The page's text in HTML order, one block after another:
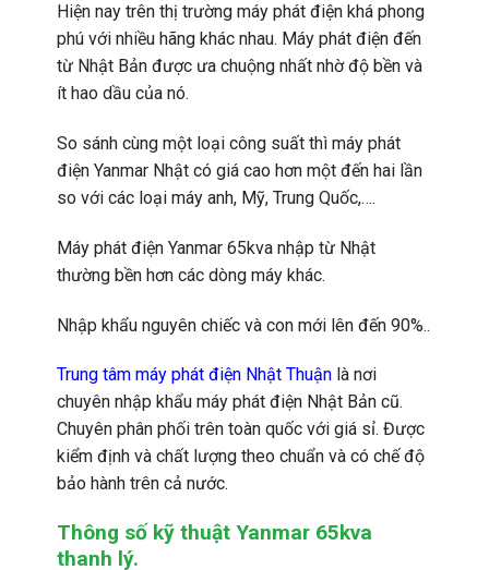
Hiện nay trên thị trường máy phát điện khá phong
phú với nhiều hãng khác nhau. Máy phát điện đến
từ Nhật Bản được ưa chuộng nhất nhờ độ bền và
ít hao dầu của nó.
So sánh cùng một loại công suất thì máy phát
điện Yanmar Nhật có giá cao hơn một đến hai lần
so với các loại máy anh, Mỹ, Trung Quốc,….
Máy phát điện Yanmar 65kva nhập từ Nhật
thường bền hơn các dòng máy khác.
Nhập khẩu nguyên chiếc và con mới lên đến 90%..
Trung tâm máy phát điện Nhật Thuậnlà nơi
chuyên nhập khẩu máy phát điện Nhật Bản cũ.
Chuyên phân phối trên toàn quốc với giá sỉ. Được
kiểm định và chất lượng theo chuẩn và có chế độ
bảo hành trên cả nước.
Thông số kỹ thuật Yanmar 65kva
thanh lý.